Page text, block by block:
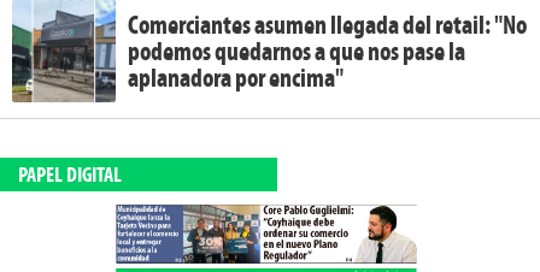
Comerciantes asumen llegada del retail: "No
podemos quedarnos a que nos pase la
aplanadora por encima"
PAPEL DIGITAL